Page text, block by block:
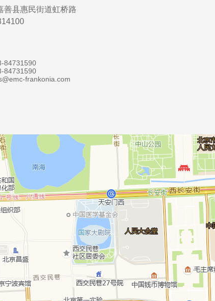
善县惠民街道虹桥路
84731590
84731590
frankonia.com